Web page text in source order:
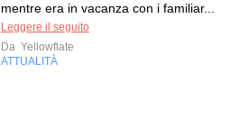
mentre era in vacanza con i familiar...
Leggere il seguito
Da Yellowflate
ATTUALITÀ